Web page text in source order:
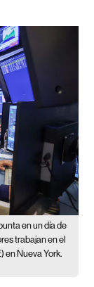
en un día de
trabajan en el
en Nueva York.